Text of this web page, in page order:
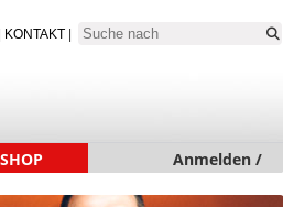
KONTAKT|
SHOP
Anmelden /
Neu